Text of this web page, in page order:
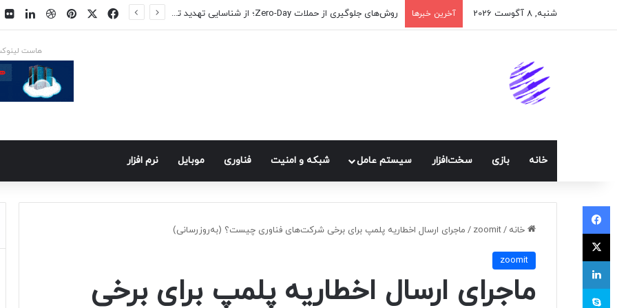
شنبه, 8 آگوست 2026 آخرین خبرها اپلیکیشن پیام‌رسان ایکس در راه است فیسبوک
ایکس پینتریستدریبببل
هاست
خانه بازی سخت‌افزار سيستم عامل شبكه و امنيت فناوری موبايل نرم افزار
خانه /
zoomit
/ ماجرای ارسال اخطاریه پلمپ برای برخی شرکت‌های فناوری چیست؟ (به‌روزرسانی)
zoomit
ماجرای ارسال اخطاریه پلمپ برای برخی
فیسبوک